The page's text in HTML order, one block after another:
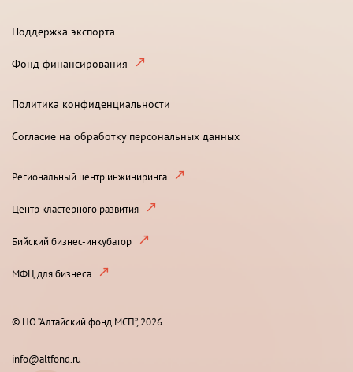
Поддержка экспорта
Фонд финансирования
Политика конфиденциальности
Согласие на обработку персональных данных
Региональный центр инжиниринга
Центр кластерного развития
Бийский бизнес-инкубатор
МФЦ для бизнеса
© НО “Алтайский фонд МСП”, 2026
info@altfond.ru